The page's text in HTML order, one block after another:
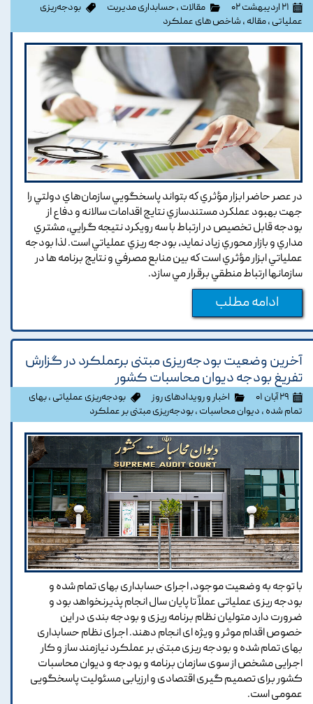
۲۱ اردیبهشت ۰۲ مقالات ،حسابداری مدیریت
بودجه‌ریزی
عملیاتی ،مقاله ، شاخص های عملکرد
در عصر حاضر ابزار مؤثري كه بتواند پاسخگويي سازمان‌هاي دولتي را
جهت بهبود عملكرد مستندسازي نتايج اقدامات سالانه و دفاع از
بودجه قابل تخصيص در ارتباط با سه رويكرد نتيجه گرايي، مشتري
مداري و بازار محوري زياد نمايد، بودجه ريزي عملياتي است. لذا بودجه
عملياتي ابزار مؤثري است كه بين منابع مصرفي و نتايج برنامه ها در
سازمانها ارتباط منطقي برقرار مي سازد.
ادامه مطلب
آخرین وضعیت بودجه‌ریزی مبتنی برعملکرد در گزارش
تفریغ بودجه دیوان محاسبات کشور
۲۹ آبان ۰۱ اخبار و رویدادهای روز بودجه‌ریزی عملیاتی ،بهای
تمام شده ، دیوان محاسبات ،بودجه‌ریزی مبتنی بر عملکرد
با توجه به وضعیت موجود، اجرای حسابداری بهای تمام شده و
بودجه ریزی عملیاتی عملاً تا پایان سال انجام پذیرنخواهد بود و
ضرورت دارد متولیان نظام برنامه ریزی و بودجه بندی در این
خصوص اقدام موثر و ویژه ای انجام دهند. اجرای نظام حسابداری
بهای تمام شده و بودجه ریزی مبتنی بر عملکرد نیازمند ساز و کار
اجرایی مشخص از سوی سازمان برنامه و بودجه و دیوان محاسبات
کشور برای تصمیم گیری اقتصادی و ارزیابی مسئولیت پاسخگویی
عمومی است.